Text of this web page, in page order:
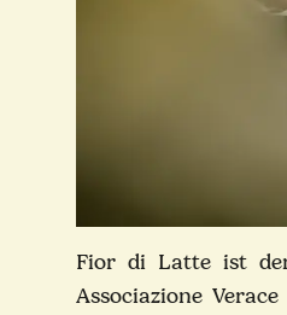
Fior di Latte ist
Associazione